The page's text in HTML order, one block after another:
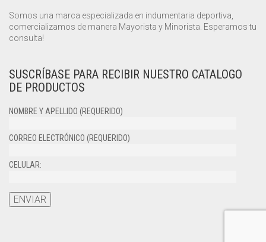
Somos una marca especializada en indumentaria deportiva,
comercializamos de manera Mayorista y Minorista. Esperamos tu
consulta!
SUSCRÍBASE PARA RECIBIR NUESTRO CATALOGO
DE PRODUCTOS
NOMBRE Y APELLIDO (REQUERIDO)
CORREO ELECTRÓNICO (REQUERIDO)
CELULAR: